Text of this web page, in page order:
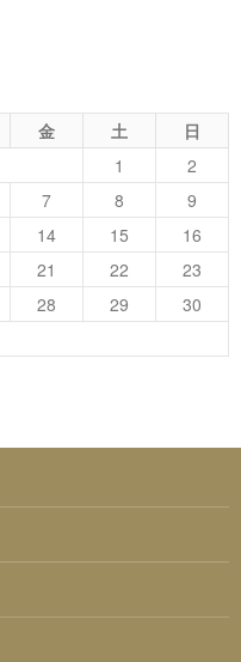
金 土
日
1
2
7 8
9
14 15
16
21 22
23
28 29
30